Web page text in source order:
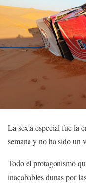
La sexta especial fue la
semana y no ha sido un
Todo el protagonismo
inacabables dunas por